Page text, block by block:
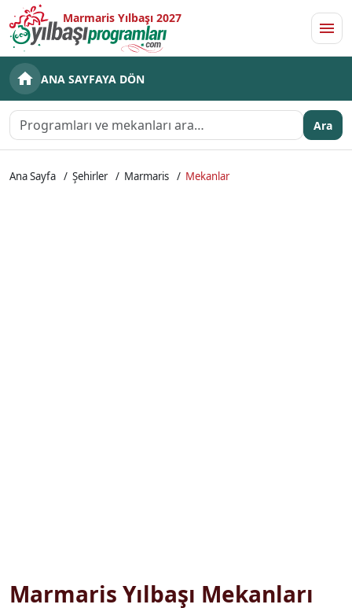
Marmaris Yılbaşı 2027
ANA SAYFAYA DÖN
Ara
Ana Sayfa Şehirler Marmaris Mekanlar
Marmaris Yılbaşı Mekanları